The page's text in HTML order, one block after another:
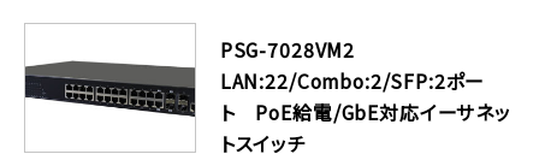
PSG-7028VM2
LAN:22/Combo:2/SFP:2ポー
ト PoE給電/GbE対応イーサネッ
トスイッチ